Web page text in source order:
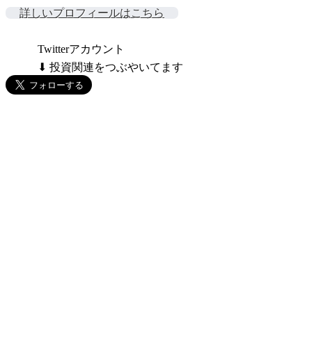
詳しいプロフィールはこちら
Twitterアカウント
⬇ 投資関連をつぶやいてます